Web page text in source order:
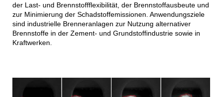
der Last- und Brennstoffflexibilität, der Brennstoffausbeute und
zur Minimierung der Schadstoffemissionen. Anwendungsziele
sind industrielle Brenneranlagen zur Nutzung alternativer
Brennstoffe in der Zement- und Grundstoffindustrie sowie in
Kraftwerken.